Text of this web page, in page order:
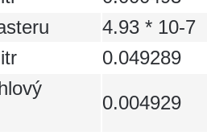
4.93 * 10-7
0.049289
0.004929